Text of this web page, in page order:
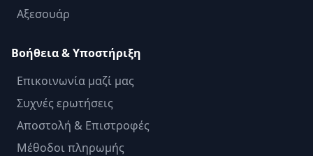
Αξεσουάρ
Βοήθεια & Υποστήριξη
Επικοινωνία μαζί μας
Συχνές ερωτήσεις
Αποστολή & Επιστροφές
Μέθοδοι πληρωμής